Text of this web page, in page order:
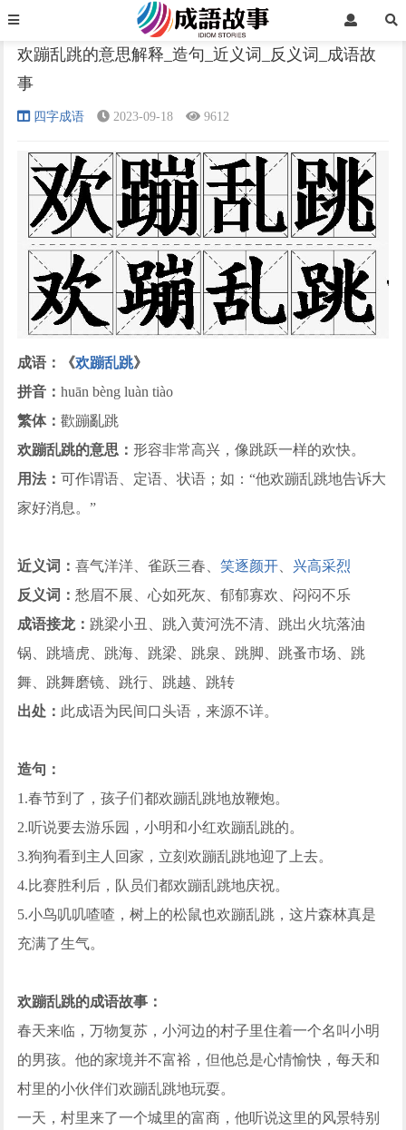
正文
欢蹦乱跳的意思解释_造句_近义词_反义词_成语故
事
四字成语 2023-09-18 9612
成语：《欢蹦乱跳》
拼音：huān bèng luàn tiào
繁体：歡蹦亂跳
欢蹦乱跳的意思： 形容非常高兴，像跳跃一样的欢快。
用法：可作谓语、定语、状语；如：“他欢蹦乱跳地告诉大
家好消息。”
近义词：喜气洋洋、雀跃三春、笑逐颜开
兴高采烈
反义词：愁眉不展、心如死灰、郁郁寡欢、闷闷不乐
成语接龙： 跳梁小丑、跳入黄河洗不清、跳出火坑落油
锅、跳墙虎、跳海、跳梁、跳泉、跳脚、跳蚤市场、跳
舞、跳舞磨镜、跳行、跳越、跳转
出处： 此成语为民间口头语，来源不详。
造句：
1.春节到了，孩子们都欢蹦乱跳地放鞭炮。
2.听说要去游乐园，小明和小红欢蹦乱跳的。
3.狗狗看到主人回家，立刻欢蹦乱跳地迎了上去。
4.比赛胜利后，队员们都欢蹦乱跳地庆祝。
5.小鸟叽叽喳喳，树上的松鼠也欢蹦乱跳，这片森林真是
充满了生气。
欢蹦乱跳的成语故事：
春天来临，万物复苏，小河边的村子里住着一个名叫小明
的男孩。他的家境并不富裕，但他总是心情愉快，每天和
村里的小伙伴们欢蹦乱跳地玩耍。
一天，村里来了一个城里的富商，他听说这里的风景特别